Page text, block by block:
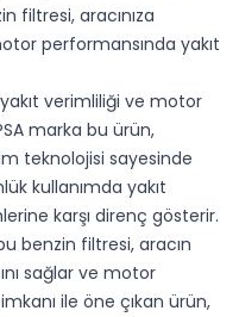
filtresi, aracınıza
performansında yakıt
verimliliği ve motor
marka bu ürün,
teknolojisi sayesinde
kullanımda yakıt
karşı direnç gösterir.
benzin filtresi, aracın
sağlar ve motor
ile öne çıkan ürün,